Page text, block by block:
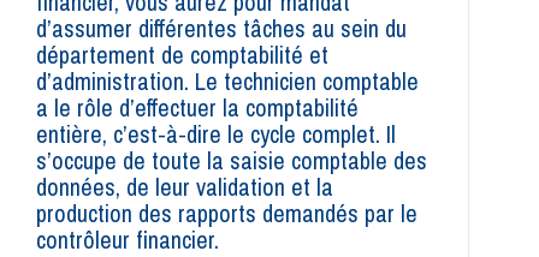
d’assumer différentes tâches au sein du
département de comptabilité et
d’administration. Le technicien comptable
a le rôle d’effectuer la comptabilité
entière, c’est-à-dire le cycle complet. Il
s’occupe de toute la saisie comptable des
données, de leur validation et la
production des rapports demandés par le
contrôleur financier.